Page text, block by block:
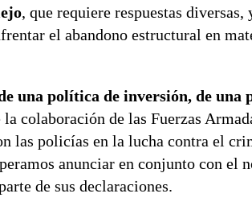
, que requiere respuestas
el abandono estructural en
una política de inversión, de una
colaboración de las Fuerzas
las policías en la lucha contra el
anunciar en conjunto con
de sus declaraciones.